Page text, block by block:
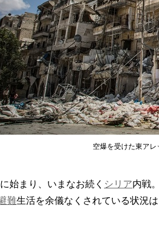
空爆を受けた東ア
始まり、いまなお続く シリア内戦。
難生活を余儀なくされている状況